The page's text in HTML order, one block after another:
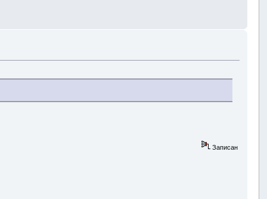
Записан